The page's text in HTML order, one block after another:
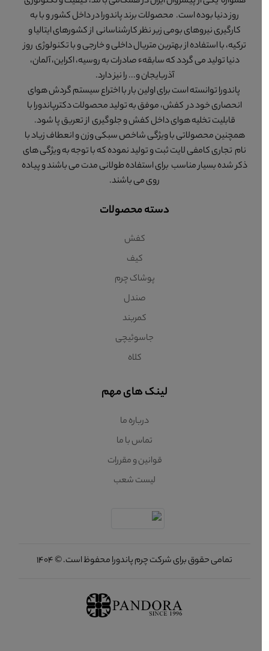
روز دنیا بوده است. محصولات برند پاندورا در داخل کشور و با به
کارگیری نیروهای بومی زیر نظر کارشناسانی از کشورهای ایتالیا و
ترکیه، با استفاده از بهترین متریال داخلی و خارجی و با تکنولوژی روز
دنیا تولید می گردد که سابقهء صادرات به روسیه، اکراین، آلمان،
آذربایجان و... را نیز دارد.
پاندورا توانسته است برای اولین بار با اختراع سیستم گردش هوای
انحصاری خود در کفش، موفق به تولید محصولات دکترپاندورا با
قابلیت تخلیه هوای داخل کفش و جلوگیری از تعریق پا شود.
همچنین محصولاتی با ویژگی شاخص سبکی وزن و انعطاف زیاد با
نام تجاری کامفی لایت ثبت و تولید نموده که با توجه به ویژگی های
ذکر شده بسیار مناسب برای استفاده طولانی مدت می باشند و پیاده
روی می باشند.
دسته محصولات
کفش
کیف
پوشاک چرم
صندل
کمربند
جاسوئیچی
کلاه
لینک های مهم
درباره ما
تماس با ما
قوانین و مقررات
لیست شعب
تمامی حقوق برای شرکت چرم پاندورا محفوظ است. © 1404